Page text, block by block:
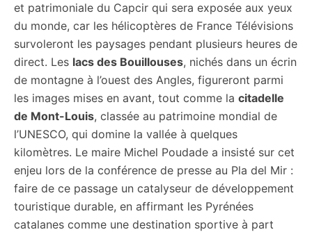
et patrimoniale du Capcir qui sera exposée aux yeux
du monde, car les hélicoptères de France Télévisions
survoleront les paysages pendant plusieurs heures de
direct. Les lacs des Bouillouses, nichés dans un écrin
de montagne à l’ouest des Angles, figureront parmi
les images mises en avant, tout comme la citadelle
de Mont-Louis, classée au patrimoine mondial de
l’UNESCO, qui domine la vallée à quelques
kilomètres. Le maire Michel Poudade a insisté sur cet
enjeu lors de la conférence de presse au Pla del Mir :
faire de ce passage un catalyseur de développement
touristique durable, en affirmant les Pyrénées
catalanes comme une destination sportive à part